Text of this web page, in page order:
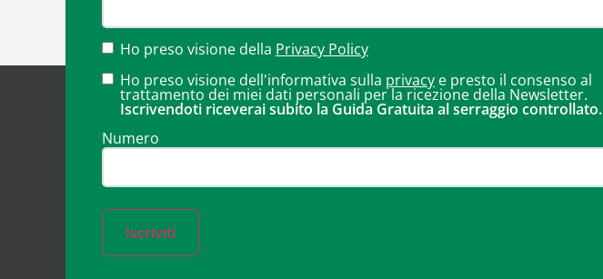
Ho preso visione della Privacy Policy
Ho preso visione dell'informativa sulla privacy e presto il consenso al
trattamento dei miei dati personali per la ricezione della Newsletter.
Iscrivendoti riceverai subito la Guida Gratuita al serraggio controllato.
Numero
Iscriviti